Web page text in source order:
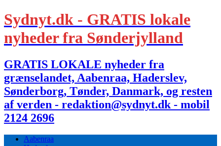
Sydnyt.dk - GRATIS lokale
nyheder fra Sønderjylland
GRATIS LOKALE nyheder fra
grænselandet, Aabenraa, Haderslev,
Sønderborg, Tønder, Danmark, og resten
af verden - redaktion@sydnyt.dk - mobil
2124 2696
Aabenraa